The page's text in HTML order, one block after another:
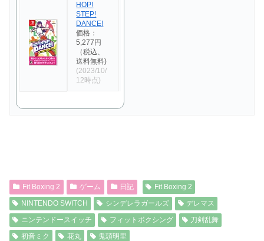
HOP!
STEP!
DANCE!
価格：
5,277円
（税込、
送料無料)
(2023/10/
12時点)
Fit Boxing 2 ゲーム 日記
Fit Boxing 2
NINTENDO SWITCH
シンデレラガールズ
デレマス
ニンテンドースイッチ
フィットボクシング
刀剣乱舞
初音ミク
花丸 鬼頭明里